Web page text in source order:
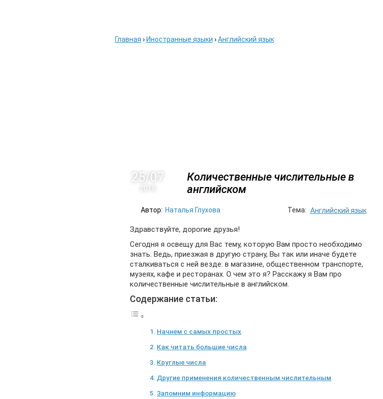
Главная › Иностранные языки ›Английский язык
Количественные числительные в
английском
25/07
2018
Автор: Наталья Глухова Тема: Английский язык
Здравствуйте, дорогие друзья!
Сегодня я освещу для Вас тему, которую Вам просто необходимо
знать. Ведь, приезжая в другую страну, Вы так или иначе будете
сталкиваться с ней везде: в магазине, общественном транспорте,
музеях, кафе и ресторанах. О чем это я? Расскажу я Вам про
количественные числительные в английском.
Содержание статьи:
Начнем с самых простых
Как читать большие числа
Круглые числа
Другие применения количественным числительным
Запомним информацию